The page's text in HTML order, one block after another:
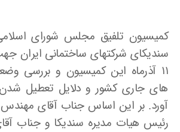
کمیسیون تلفیق مجلس شورای
سندیکای شرکتهای ساختمانی ایران
۱۱ آذرماه این کمیسیون و بررسی
های جاری کشور و دلایل تعطیل
آورد. بر این اساس جناب آقای
رئیس هیات مدیره سندیکا و جناب